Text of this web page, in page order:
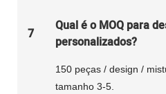
7
Qual é o MOQ para
personalizados?
150 peças / design /
tamanho 3-5.